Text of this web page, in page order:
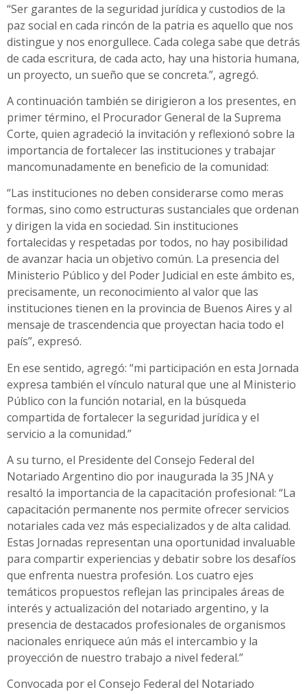
“Ser garantes de la seguridad jurídica y custodios de la
paz social en cada rincón de la patria es aquello que nos
distingue y nos enorgullece. Cada colega sabe que detrás
de cada escritura, de cada acto, hay una historia humana,
un proyecto, un sueño que se concreta.”, agregó.
A continuación también se dirigieron a los presentes, en
primer término, el Procurador General de la Suprema
Corte, quien agradeció la invitación y reflexionó sobre la
importancia de fortalecer las instituciones y trabajar
mancomunadamente en beneficio de la comunidad:
“Las instituciones no deben considerarse como meras
formas, sino como estructuras sustanciales que ordenan
y dirigen la vida en sociedad. Sin instituciones
fortalecidas y respetadas por todos, no hay posibilidad
de avanzar hacia un objetivo común. La presencia del
Ministerio Público y del Poder Judicial en este ámbito es,
precisamente, un reconocimiento al valor que las
instituciones tienen en la provincia de Buenos Aires y al
mensaje de trascendencia que proyectan hacia todo el
país”, expresó.
En ese sentido, agregó: “mi participación en esta Jornada
expresa también el vínculo natural que une al Ministerio
Público con la función notarial, en la búsqueda
compartida de fortalecer la seguridad jurídica y el
servicio a la comunidad.”
A su turno, el Presidente del Consejo Federal del
Notariado Argentino dio por inaugurada la 35 JNA y
resaltó la importancia de la capacitación profesional: “La
capacitación permanente nos permite ofrecer servicios
notariales cada vez más especializados y de alta calidad.
Estas Jornadas representan una oportunidad invaluable
para compartir experiencias y debatir sobre los desafíos
que enfrenta nuestra profesión. Los cuatro ejes
temáticos propuestos reflejan las principales áreas de
interés y actualización del notariado argentino, y la
presencia de destacados profesionales de organismos
nacionales enriquece aún más el intercambio y la
proyección de nuestro trabajo a nivel federal.”
Convocada por el Consejo Federal del Notariado